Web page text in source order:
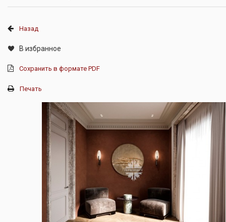
Назад
В избранное
Сохранить в формате PDF
Печать